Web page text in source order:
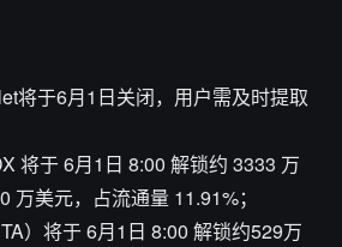
将于6月1日关闭，用户需及时提取
将于 6月1日 8:00 解锁约 3333 万
万美元，占流通量 11.91%；
）将于 6月1日 8:00 解锁约529万